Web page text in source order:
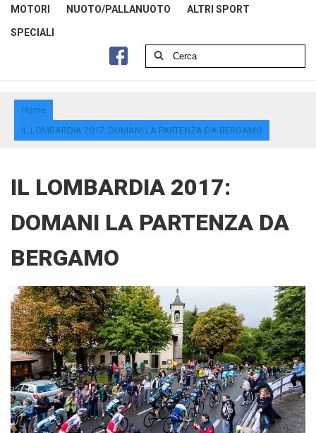
MOTORI NUOTO/PALLANUOTO ALTRI SPORT
SPECIALI
Home
IL LOMBARDIA 2017: DOMANI LA PARTENZA DA BERGAMO
IL LOMBARDIA 2017:
DOMANI LA PARTENZA DA
BERGAMO